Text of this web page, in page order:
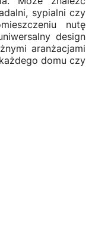
sypialni czy
nutę
design
aranżacjami
domu czy